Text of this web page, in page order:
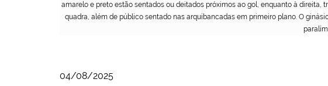
amarelo e preto estão sentados ou deitados próximos ao gol, enquanto à
quadra, além de público sentado nas arquibancadas em primeiro plano. O
04/08/2025